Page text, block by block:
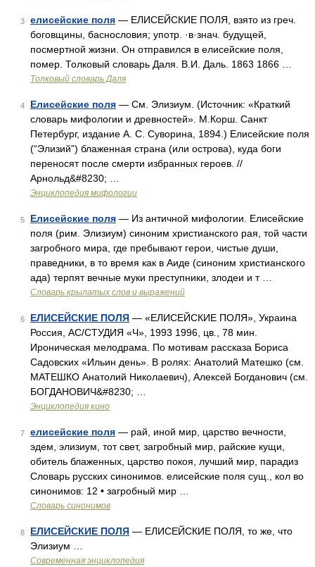
3 елисейские поля — ЕЛИСЕЙСКИЕ ПОЛЯ, взято из греч.
боговщины, баснословия; употр. ·в·знач. будущей,
посмертной жизни. Он отправился в елисейские поля,
помер. Толковый словарь Даля. В.И. Даль. 1863 1866 …
Толковый словарь Даля
4 Елисейские поля — См. Элизиум. (Источник: «Краткий
словарь мифологии и древностей». М.Корш. Санкт
Петербург, издание А. С. Суворина, 1894.) Елисейские поля
(“Элизий”) блаженная страна (или острова), куда боги
переносят после смерти избранных героев. //
Арнольд&#8230; …
Энциклопедия мифологии
5 Елисейские поля — Из античной мифологии. Елисейские
поля (рим. Элизиум) синоним христианского рая, той части
загробного мира, где пребывают герои, чистые души,
праведники, в то время как в Аиде (синоним христианского
ада) терпят вечные муки преступники, злодеи и т …
Словарь крылатых слов и выражений
6 ЕЛИСЕЙСКИЕ ПОЛЯ — «ЕЛИСЕЙСКИЕ ПОЛЯ», Украина
Россия, АС/СТУДИЯ «Ч», 1993 1996, цв., 78 мин.
Ироническая мелодрама. По мотивам рассказа Бориса
Садовских «Ильин день». В ролях: Анатолий Матешко (см.
МАТЕШКО Анатолий Николаевич), Алексей Богданович (см.
БОГДАНОВИЧ&#8230; …
Энциклопедия кино
7 елисейские поля — рай, иной мир, царство вечности,
эдем, элизиум, тот свет, загробный мир, райские кущи,
обитель блаженных, царство покоя, лучший мир, парадиз
Словарь русских синонимов. елисейские поля сущ., кол во
синонимов: 12 • загробный мир …
Словарь синонимов
8 ЕЛИСЕЙСКИЕ ПОЛЯ — ЕЛИСЕЙСКИЕ ПОЛЯ, то же, что
Элизиум …
Современная энциклопедия